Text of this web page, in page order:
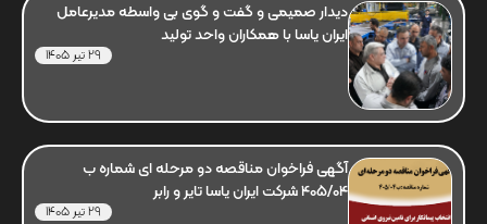
دیدار صمیمی و گفت و گوی بی واسطه مدیرعامل
ایران یاسا با همکاران واحد تولید
29 تیر 1405
آگهی فراخوان مناقصه دو مرحله ای شماره ب
405/04 شرکت ایران یاسا تایر و رابر
29 تیر 1405